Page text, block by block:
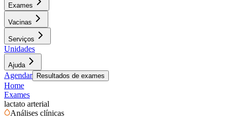
Exames
Vacinas
Serviços
Unidades
Ajuda
Agendar Resultados de exames
Home
Exames
lactato arterial
Análises clínicas